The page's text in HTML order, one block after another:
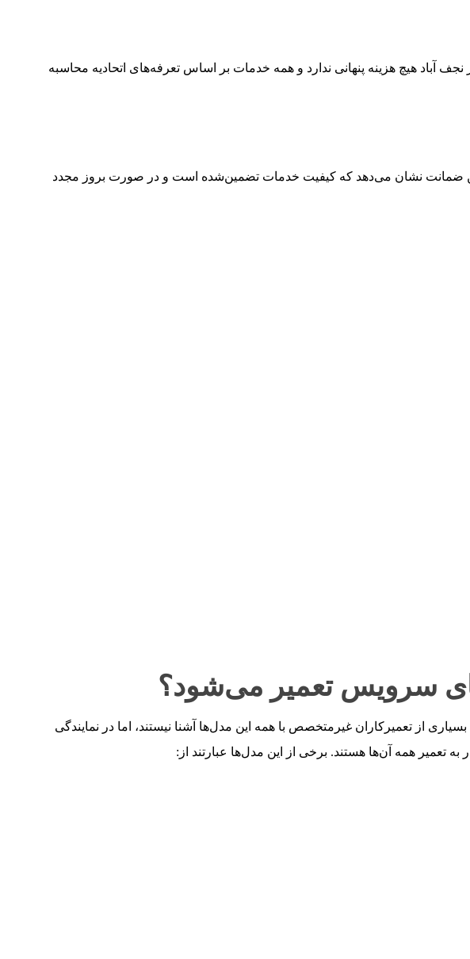
آباد هیچ هزینه پنهانی ندارد و همه خدمات بر اساس تعرفه‌های اتحادیه محاسبه
ضمانت نشان می‌دهد که کیفیت خدمات تضمین‌شده است و در صورت بروز مجدد
سرویس تعمیر می‌شود؟
از تعمیرکاران غیرمتخصص با همه این مدل‌ها آشنا نیستند، اما در نمایندگی
همه آن‌ها هستند. برخی از این مدل‌ها عبارتند از: